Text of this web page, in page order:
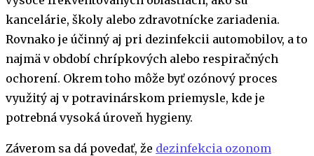
kancelárie, školy alebo zdravotnícke zariadenia.
Rovnako je účinný aj pri dezinfekcii automobilov, a to
najmä v období chrípkových alebo respiračných
ochorení. Okrem toho môže byť ozónový proces
využitý aj v potravinárskom priemysle, kde je
potrebná vysoká úroveň hygieny.
Záverom sa dá povedať, že dezinfekcia ozonom